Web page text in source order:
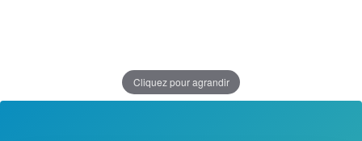
Cliquez pour agrandir